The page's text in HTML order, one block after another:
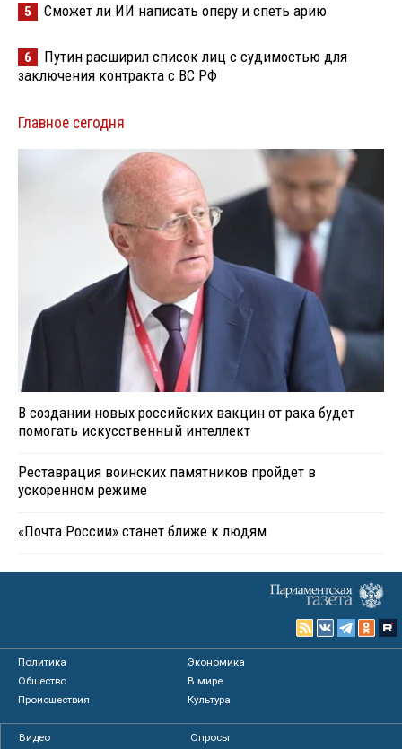
5 Сможет ли ИИ написать оперу и спеть арию
6
Путин расширил список лиц с судимостью для
заключения контракта с ВС РФ
Главное сегодня
В создании новых российских вакцин от рака будет
помогать искусственный интеллект
Реставрация воинских памятников пройдет в
ускоренном режиме
«Почта России» станет ближе к людям
Политика
Экономика
Общество
В мире
Происшествия
Культура
Видео
Опросы